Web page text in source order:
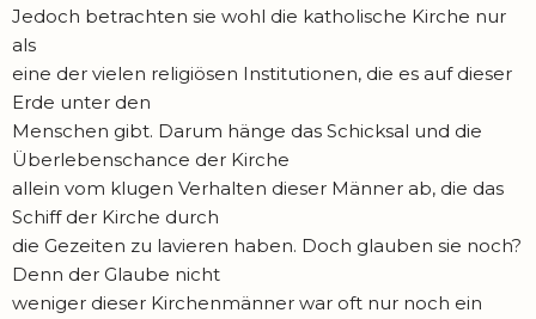
Jedoch betrachten sie wohl die katholische Kirche nur
als
eine der vielen religiösen Institutionen, die es auf dieser
Erde unter den
Menschen gibt. Darum hänge das Schicksal und die
Überlebenschance der Kirche
allein vom klugen Verhalten dieser Männer ab, die das
Schiff der Kirche durch
die Gezeiten zu lavieren haben. Doch glauben sie noch?
Denn der Glaube nicht
weniger dieser Kirchenmänner war oft nur noch ein